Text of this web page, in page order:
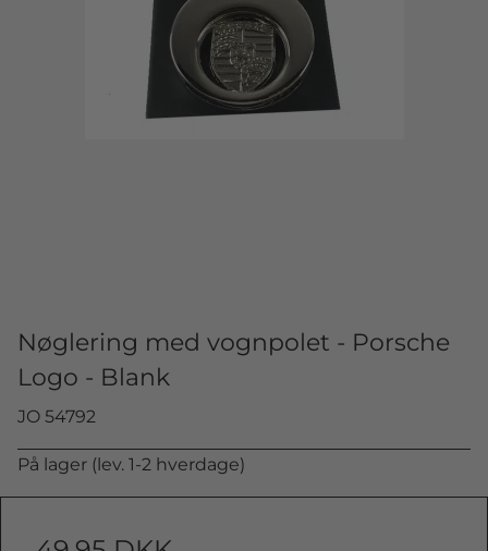
Nøglering med vognpolet - Porsche
Logo - Blank
JO 54792
På lager (lev. 1-2 hverdage)